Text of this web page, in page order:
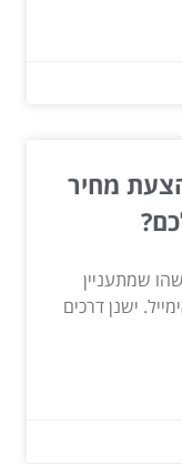
מחיר
שמתעניין
ישנן דרכים